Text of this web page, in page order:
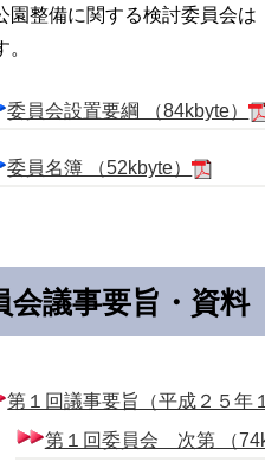
園整備に関する検討委員会
委員会設置要綱 （84kbyte）
委員名簿 （52kbyte）
会議事要旨・資料
第１回議事要旨（平成２５年
第１回委員会 次第 （